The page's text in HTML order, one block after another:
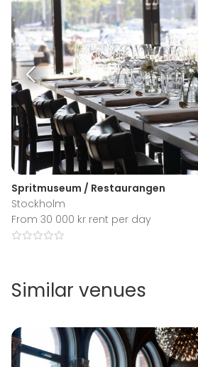
Spritmuseum / Restaurangen
Stockholm
From 30 000 kr rent per day
Similar venues